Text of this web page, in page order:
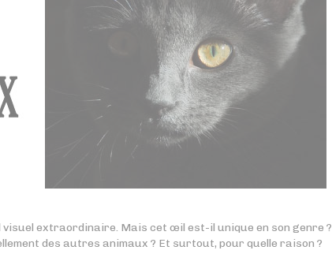
visuel extraordinaire. Mais cet œil est-il unique en son genre ?
des autres animaux ? Et surtout, pour quelle raison ?